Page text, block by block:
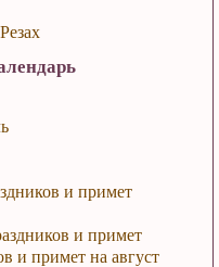
и примет
и примет
и примет на август